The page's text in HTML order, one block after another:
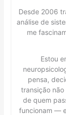
Desde 2006
análise de
me
Estou
pensa,
transição
de quem
funcionam —